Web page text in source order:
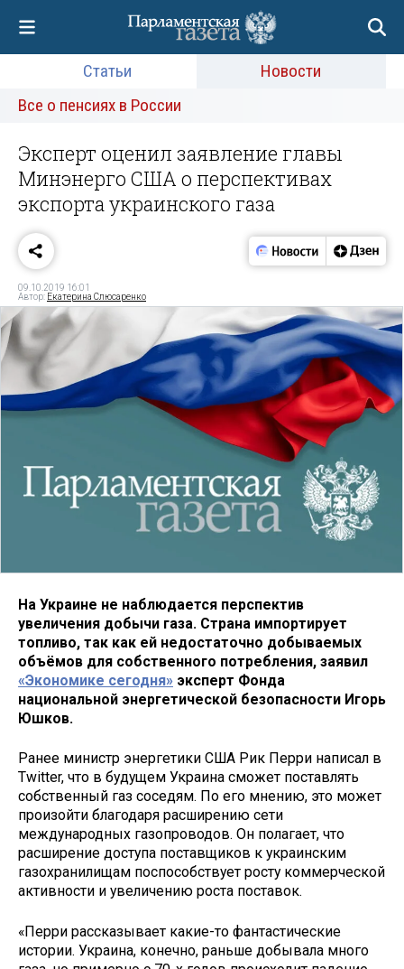
Статьи
Новости
Все о пенсиях в России
Эксперт оценил заявление главы
Минэнерго США о перспективах
экспорта украинского газа
09.10.2019 16:01
Автор: Екатерина Слюсаренко
На Украине не наблюдается перспектив
увеличения добычи газа. Страна импортирует
топливо, так как ей недостаточно добываемых
объёмов для собственного потребления, заявил
«Экономике сегодня» эксперт Фонда
национальной энергетической безопасности Игорь
Юшков.
Ранее министр энергетики США Рик Перри написал в
Twitter, что в будущем Украина сможет поставлять
собственный газ соседям. По его мнению, это может
произойти благодаря расширению сети
международных газопроводов. Он полагает, что
расширение доступа поставщиков к украинским
газохранилищам поспособствует росту коммерческой
активности и увеличению роста поставок.
«Перри рассказывает какие-то фантастические
истории. Украина, конечно, раньше добывала много